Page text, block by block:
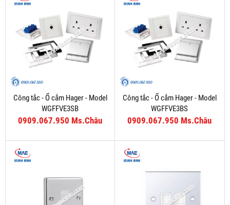
Công tắc - Ổ cắm Hager - Model
WGFFVE3SB
0909.067.950 Ms.Châu
Công tắc - Ổ cắm Hager - Model
WGFFVE3BS
0909.067.950 Ms.Châu